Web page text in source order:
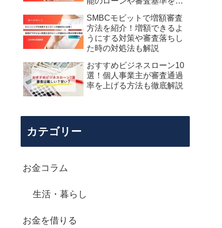
SMBCモビットで増額審査
方法を紹介！増額できるよ
うにする対策や審査落ちし
た時の対処法も解説
おすすめビジネスローン10
選！個人事業主が審査通過
率を上げる方法も徹底解説
カテゴリー
お金コラム
生活・暮らし
お金を借りる